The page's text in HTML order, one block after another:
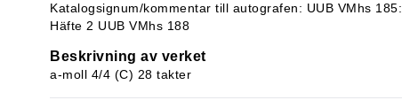
Katalogsignum/kommentar till autografen: UUB VMhs
Häfte 2 UUB VMhs 188
Beskrivning av verket
a-moll 4/4 (C) 28 takter